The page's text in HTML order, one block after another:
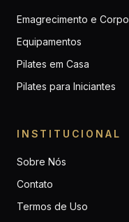
Emagrecimento e Corpo
Equipamentos
Pilates em Casa
Pilates para Iniciantes
INSTITUCIONAL
Sobre Nós
Contato
Termos de Uso